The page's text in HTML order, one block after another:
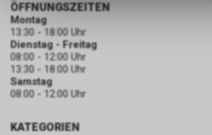
KATEGORIEN
ÖFFNUNGSZEITEN
Montag
13:30 - 18:00 Uhr
Dienstag - Freitag
08:00 - 12:00 Uhr
13:30 - 18:00 Uhr
Samstag
08:00 - 12:00 Uhr